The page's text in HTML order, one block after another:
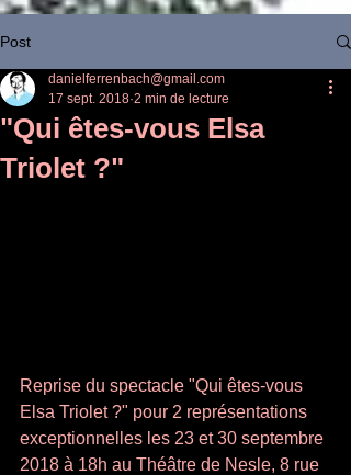
Post
"Qui êtes-vous Elsa
Triolet ?"
danielferrenbach@gmail.com
17 sept. 2018 2 min de lecture
Reprise du spectacle "Qui êtes-vous
Elsa Triolet ?" pour 2 représentations
exceptionnelles les 23 et 30 septembre
2018 à 18h au Théâtre de Nesle, 8 rue